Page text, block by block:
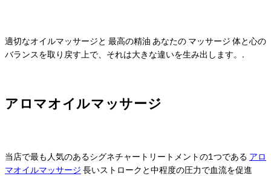
適切なオイルマッサージと 最高の精油 あなたの マッサージ 体と心の
バランスを取り戻す上で、それは大きな違いを生み出します。.
アロマオイルマッサージ
当店で最も人気のあるシグネチャートリートメントの1つである アロ
マオイルマッサージ 長いストロークと中程度の圧力で血流を促進